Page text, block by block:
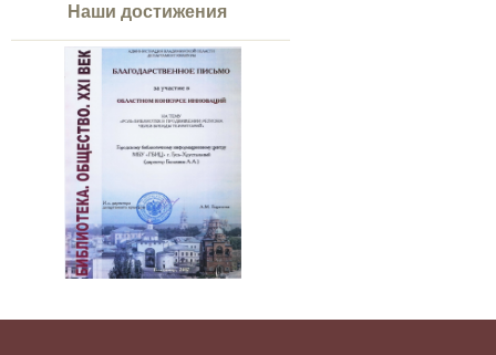
Наши достижения